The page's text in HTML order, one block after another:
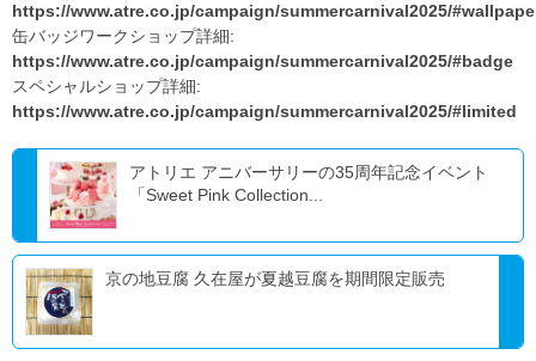
https://www.atre.co.jp/campaign/summercarnival2025/
缶バッジワークショップ詳細:
https://www.atre.co.jp/campaign/summercarnival2025/#badge
スペシャルショップ詳細:
https://www.atre.co.jp/campaign/summercarnival2025/#limited
アトリエ アニバーサリーの35周年記念イベント
「Sweet Pink Collection...
京の地豆腐 久在屋が夏越豆腐を期間限定販売